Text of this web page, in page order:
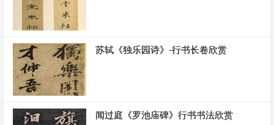
苏轼《独乐园诗》-行书长卷欣赏
闻过庭《罗池庙碑》行书书法欣赏